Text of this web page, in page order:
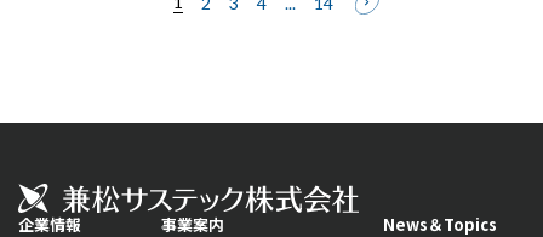
企業情報 事業案内
News＆Topics